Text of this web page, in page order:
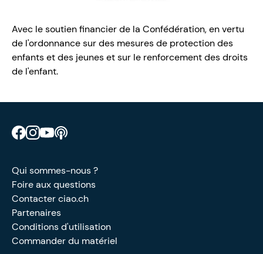
Avec le soutien financier de la Confédération, en vertu
de l'ordonnance sur des mesures de protection des
enfants et des jeunes et sur le renforcement des droits
de l'enfant.
Retrouve CIAO sur Facebook
Retrouve CIAO sur Instagram
Retrouve CIAO sur YouTube
Qui sommes-nous ?
Foire aux questions
Contacter ciao.ch
Partenaires
Conditions d'utilisation
Commander du matériel